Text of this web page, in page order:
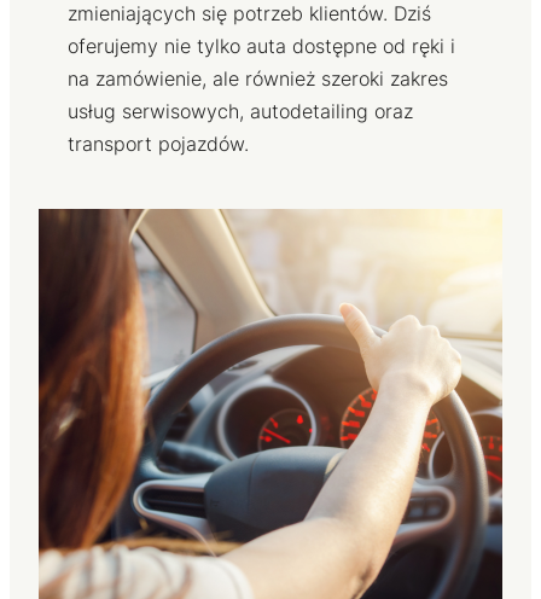
zmieniających się potrzeb klientów. Dziś
oferujemy nie tylko auta dostępne od ręki i
na zamówienie, ale również szeroki zakres
usług serwisowych, autodetailing oraz
transport pojazdów.